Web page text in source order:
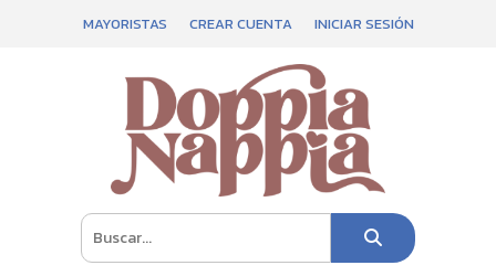
MAYORISTAS CREAR CUENTA INICIAR SESIÓN